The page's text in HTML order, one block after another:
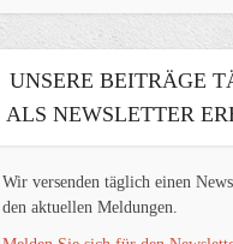
UNSERE BEITRÄGE
ALS NEWSLETTER
Wir versenden täglich einen
den aktuellen Meldungen.